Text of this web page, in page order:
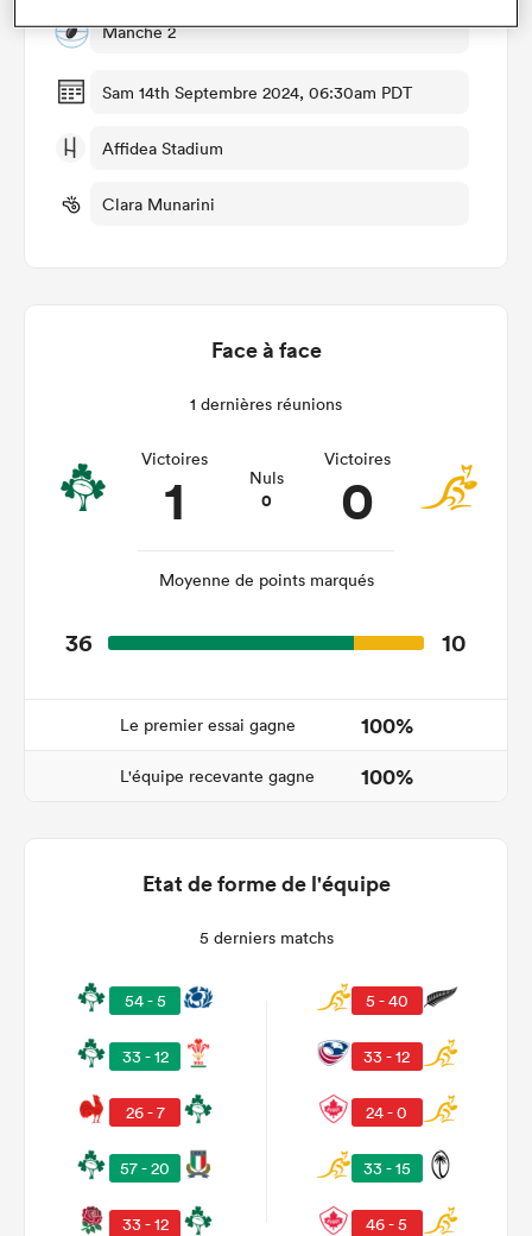
Manche 2
Sam 14th Septembre 2024, 06:30am PDT
Affidea Stadium
Clara Munarini
Face à face
1 dernières réunions
Victoires
1 Nuls
0
Victoires
0
Moyenne de points marqués
36 10
Le premier essai gagne 100%
L'équipe recevante gagne 100%
Etat de forme de l'équipe
5 derniers matchs
54 - 5
33 - 12
26 - 7
57 - 20
33 - 12
5 - 40
33 - 12
24 - 0
33 - 15
46 - 5